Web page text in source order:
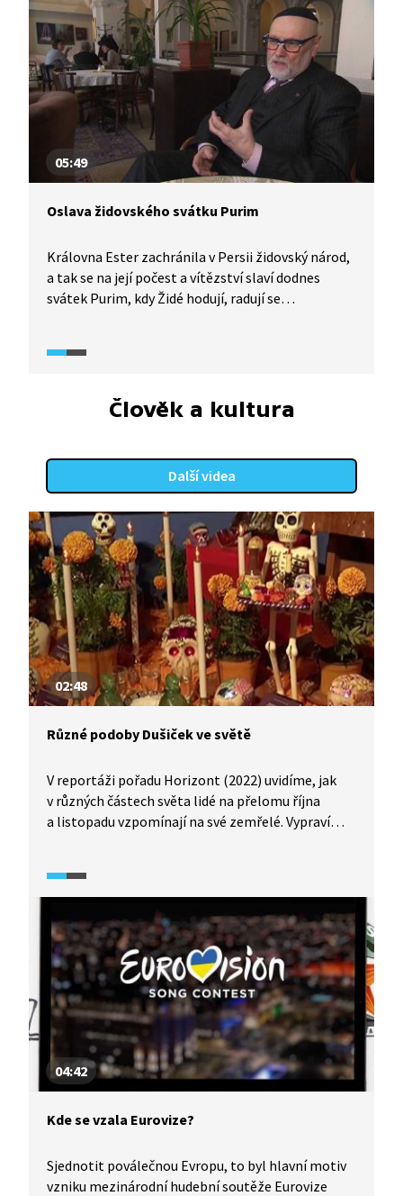
obdarovávají jako o Vánocích.
05:49
Oslava židovského svátku Purim
Královna Ester zachránila v Persii židovský národ,
a tak se na její počest a vítězství slaví dodnes
svátek Purim, kdy Židé hodují, radují se
velebí ženu, a co je pro ně typické? To nám poví
zakladatelka dětského divadla při pražské
židovské obci.
Člověk a kultura
Další videa
02:48
Různé podoby Dušiček ve světě
V reportáži pořadu Horizont (2022) uvidíme, jak
v různých částech světa lidé na přelomu října
a listopadu vzpomínají na své zemřelé. Vypravíme
jinde se proměňuje ve veselou oslavu.
04:42
Kde se vzala Eurovize?
Sjednotit poválečnou Evropu, to byl hlavní motiv
vzniku mezinárodní hudební soutěže Eurovize